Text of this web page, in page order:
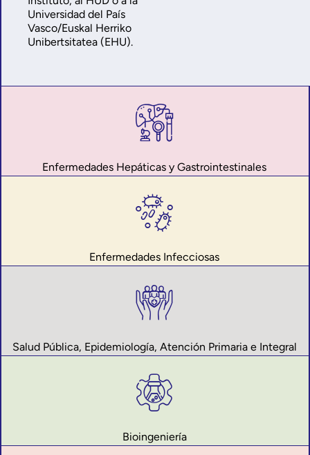
Enfermedades Hepáticas y Gastrointestinales
Enfermedades Infecciosas
Salud Pública, Epidemiología, Atención Primaria e Integral
Bioingeniería
Universidad del País
Vasco/Euskal Herriko
Unibertsitatea (EHU).